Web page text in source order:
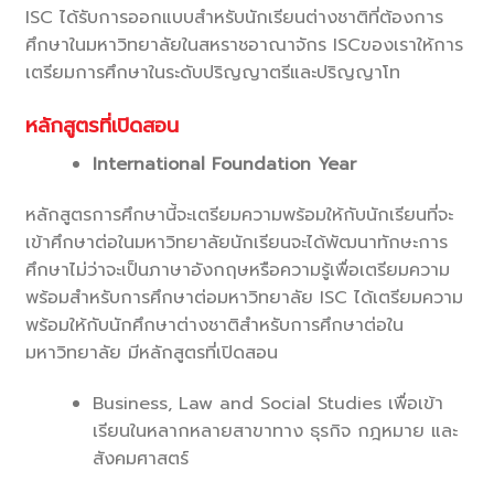
ISC ได้รับการออกแบบสำหรับนักเรียนต่างชาติที่ต้องการ
ศึกษาในมหาวิทยาลัยในสหราชอาณาจักร ISCของเราให้การ
เตรียมการศึกษาในระดับปริญญาตรีและปริญญาโท
หลักสูตรที่เปิดสอน
International Foundation Year
หลักสูตรการศึกษานี้จะเตรียมความพร้อมให้กับนักเรียนที่จะ
เข้าศึกษาต่อในมหาวิทยาลัยนักเรียนจะได้พัฒนาทักษะการ
ศึกษาไม่ว่าจะเป็นภาษาอังกฤษหรือความรู้เพื่อเตรียมความ
พร้อมสำหรับการศึกษาต่อมหาวิทยาลัย ISC ได้เตรียมความ
พร้อมให้กับนักศึกษาต่างชาติสำหรับการศึกษาต่อใน
มหาวิทยาลัย มีหลักสูตรที่เปิดสอน
Business, Law and Social Studies เพื่อเข้า
เรียนในหลากหลายสาขาทาง ธุรกิจ กฎหมาย และ
สังคมศาสตร์